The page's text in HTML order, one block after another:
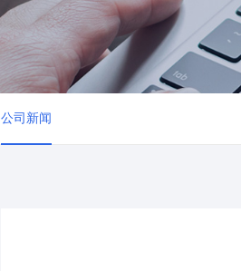
公司新闻